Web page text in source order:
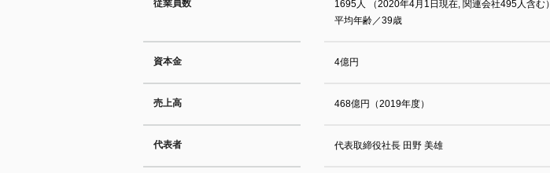
従業員数
1695人 （2020年4月1日現在, 関連会社495人含む）
平均年齢／39歳
資本金 4億円
売上高 468億円（2019年度）
代表者 代表取締役社長 田野 美雄